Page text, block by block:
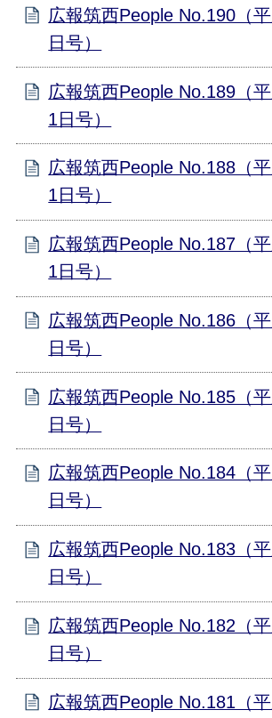
広報筑西People No.190（
日号）
広報筑西People No.189（
1日号）
広報筑西People No.188（
1日号）
広報筑西People No.187（
1日号）
広報筑西People No.186（
日号）
広報筑西People No.185（
日号）
広報筑西People No.184（
日号）
広報筑西People No.183（
日号）
広報筑西People No.182（
日号）
広報筑西People No.181（